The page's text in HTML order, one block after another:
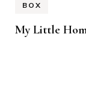
BOX
My Little